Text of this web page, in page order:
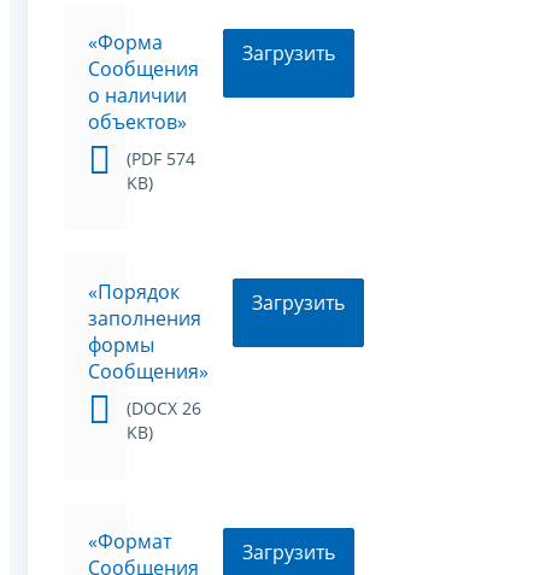
«Форма
Сообщения
о наличии
объектов»
(PDF 574
KB)
Загрузить
«Порядок
заполнения
формы
Сообщения»
(DOCX 26
KB)
Загрузить
«Формат
Сообщения
Загрузить